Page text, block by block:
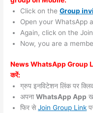
Click on theGroup
Open your WhatsApp
Again, click on the
Now, you are a
News WhatsApp Group
करें:
ग्रुप इनविटेशन लिंक पर
अपनाWhatsApp App
फिर सेJoin Group Link